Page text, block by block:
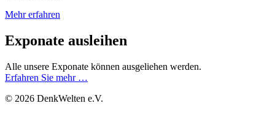
Mehr erfahren
Exponate ausleihen
Alle unsere Exponate können ausgeliehen werden.
Erfahren Sie mehr …
© 2026 DenkWelten e.V.